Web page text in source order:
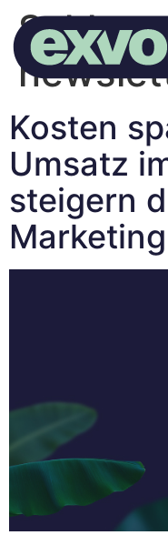
Kosten
Umsatz
steigern